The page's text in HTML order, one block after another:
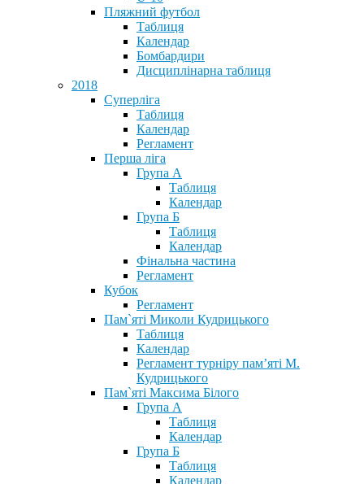
Пляжний футбол
Таблиця
Календар
Бомбардири
Дисциплінарна таблиця
2018
Суперліга
Таблиця
Календар
Регламент
Перша ліга
Група А
Таблиця
Календар
Група Б
Таблиця
Календар
Фінальна частина
Регламент
Кубок
Регламент
Пам`яті Миколи Кудрицького
Таблиця
Календар
Регламент турніру пам’яті М.
Кудрицького
Пам`яті Максима Білого
Група А
Таблиця
Календар
Група Б
Таблиця
Календар